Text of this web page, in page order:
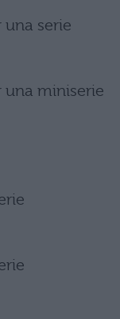
serie
miniserie